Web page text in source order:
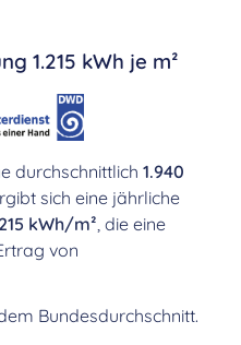
1.215 kWh je m²
durchschnittlich 1.940
sich eine jährliche
kWh/m², die eine
von
Bundesdurchschnitt.